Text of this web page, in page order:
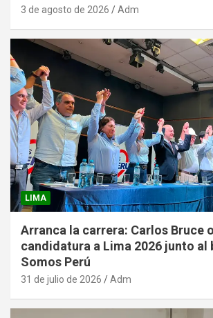
3 de agosto de 2026 Adm
LIMA
Arranca la carrera: Carlos Bruce
candidatura a Lima 2026 junto al
Somos Perú
31 de julio de 2026 Adm